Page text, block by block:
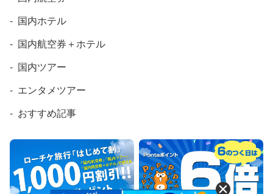
国内ホテル
国内航空券＋ホテル
国内ツアー
エンタメツアー
おすすめ記事